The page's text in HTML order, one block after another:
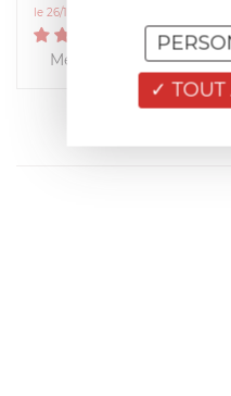
le 26/12/2014 à 11:06:50
5
Mecanisme original,
TOUT